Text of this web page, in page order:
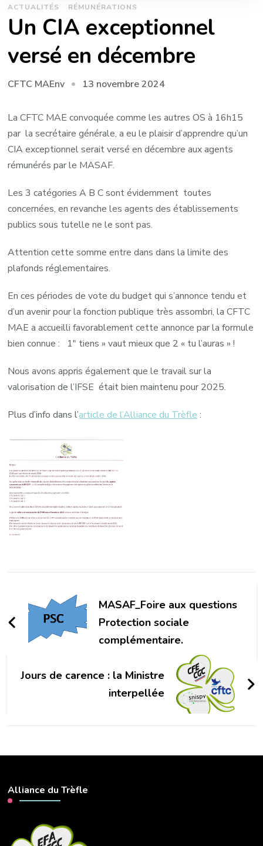
ACTUALITÉS RÉMUNÉRATIONS
Un CIA exceptionnel
versé en décembre
CFTC MAEnv 13 novembre 2024
La CFTC MAE convoquée comme les autres OS à 16h15
par la secrétaire générale, a eu le plaisir d’apprendre qu’un
CIA exceptionnel serait versé en décembre aux agents
rémunérés par le MASAF.
Les 3 catégories A B C sont évidemment toutes
concernées, en revanche les agents des établissements
publics sous tutelle ne le sont pas.
Attention cette somme entre dans dans la limite des
plafonds réglementaires.
En ces périodes de vote du budget qui s’annonce tendu et
d’un avenir pour la fonction publique très assombri, la CFTC
MAE a accueilli favorablement cette annonce par la formule
bien connue : 1″ tiens » vaut mieux que 2 « tu l’auras » !
Nous avons appris également que le travail sur la
valorisation de l’IFSE était bien maintenu pour 2025.
Plus d’info dans l’article de l’Alliance du Trèfle :
d'article
MASAF_Foire aux questions
Protection sociale
complémentaire.
Jours de carence : la Ministre
interpellée
Alliance du Trèfle